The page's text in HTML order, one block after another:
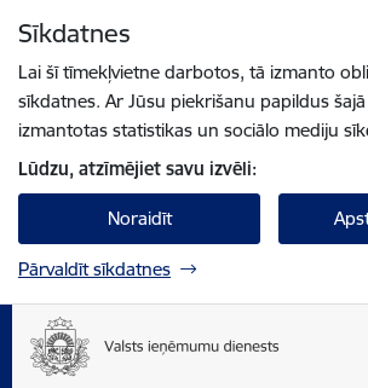
Sīkdatnes
Lai šī tīmekļvietne darbotos, tā izmanto
sīkdatnes. Ar Jūsu piekrišanu papildus
izmantotas statistikas un sociālo mediju
Lūdzu, atzīmējiet savu izvēli:
Noraidīt
Pārvaldīt sīkdatnes